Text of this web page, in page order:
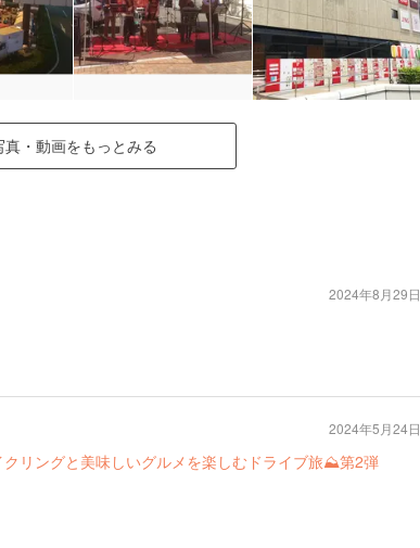
真・動画をもっとみる
2024年8月29日
クリングと美味しいグルメを楽しむドライブ旅⛰第2弾
2024年5月24日